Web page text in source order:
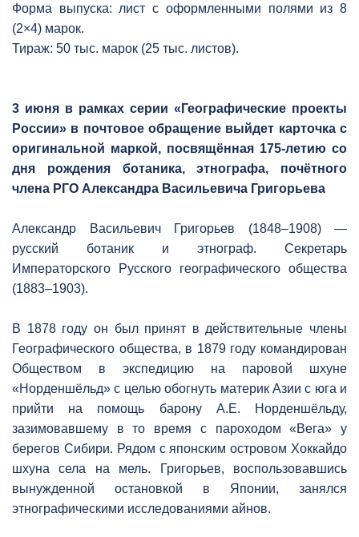
Форма выпуска: лист с оформленными полями из 8
(2×4) марок.
Тираж: 50 тыс. марок (25 тыс. листов).
3 июня в рамках серии «Географические проекты
России» в почтовое обращение выйдет карточка с
оригинальной маркой, посвящённая 175-летию со
дня рождения ботаника, этнографа, почётного
члена РГО Александра Васильевича Григорьева
Александр Васильевич Григорьев (1848–1908) —
русский ботаник и этнограф. Секретарь
Императорского Русского географического общества
(1883–1903).
В 1878 году он был принят в действительные члены
Географического общества, в 1879 году командирован
Обществом в экспедицию на паровой шхуне
«Норденшёльд» с целью обогнуть материк Азии с юга и
прийти на помощь барону А.Е. Норденшёльду,
зазимовавшему в то время с пароходом «Вега» у
берегов Сибири. Рядом с японским островом Хоккайдо
шхуна села на мель. Григорьев, воспользовавшись
вынужденной остановкой в Японии, занялся
этнографическими исследованиями айнов.